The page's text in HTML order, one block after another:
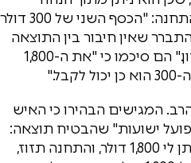
מוטעית שהרב גרם להסרת התחנה: "הכסף השני של 300 דולר
שאין חיבור בין התוצאה
לרבי, כביכול. פה יש מקום לדון." הם סיכמו כי "את ה-1,800
המגישים הבהירו כי האיש
ישועות" שהבטיח תוצאה:
"אותו בבא הבטיח, ואמר לו, תן לי 1,800 דולר, והתחנה תזוז,